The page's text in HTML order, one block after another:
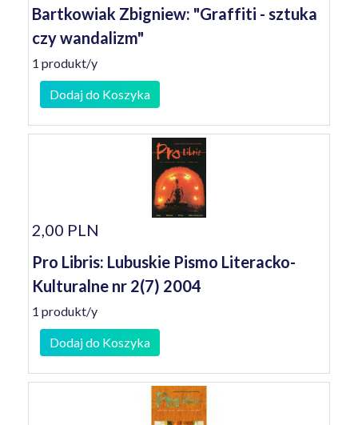
Bartkowiak Zbigniew: "Graffiti - sztuka
czy wandalizm"
1 produkt/y
Dodaj do Koszyka
2,00 PLN
Pro Libris: Lubuskie Pismo Literacko-
Kulturalne nr 2(7) 2004
1 produkt/y
Dodaj do Koszyka